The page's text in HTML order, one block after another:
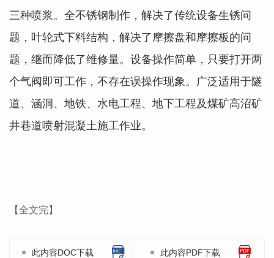
三种喷浆。全不锈钢制作，解决了传统设备生锈问
题，叶轮式下料结构，解决了摩擦盘和摩擦板的问
题，继而降低了维修量。设备操作简单，只要打开两
个气阀即可工作，不存在误操作现象。广泛适用于隧
道、涵洞、地铁、水电工程、地下工程及煤矿高沼矿
井巷道喷射混凝土施工作业。
【全文完】
此内容DOC下载 此内容PDF下载